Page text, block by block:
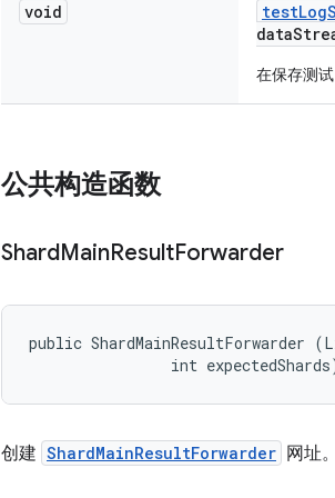
void testLog
data
在保存测试
公共构造函数
ShardMainResultForwarder
public ShardMainResultForwarder
int
创建 ShardMainResultForwarder 网址。